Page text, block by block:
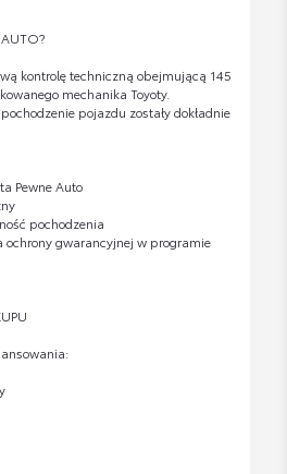
kontrolę techniczną obejmującą 145
mechanika Toyoty.
pojazdu zostały dokładnie
Pewne Auto
pochodzenia
ochrony gwarancyjnej w programie